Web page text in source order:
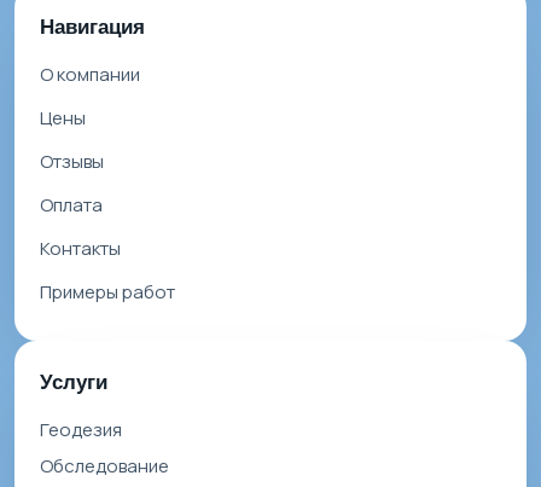
Навигация
О компании
Цены
Отзывы
Оплата
Контакты
Примеры работ
Услуги
Геодезия
Обследование